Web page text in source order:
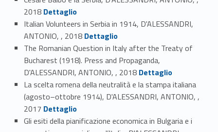
2018Link identifier #identifier_person_4368-13Dettaglio
Italian Volunteers in Serbia in 1914, D'ALESSANDRI,
ANTONIO, , 2018Link identifier #identifier_person_48987-14Dettaglio
The Romanian Question in Italy after the Treaty of
Bucharest (1918). Press and Propaganda,
D'ALESSANDRI, ANTONIO, , 2018Link identifier #identifier_person_94382-15Dettaglio
La scelta romena della neutralità e la stampa italiana
(agosto–ottobre 1914), D'ALESSANDRI, ANTONIO, ,
2017 Link identifier #identifier_person_104595-16
Dettaglio
Gli esiti della pianificazione economica in Bulgaria e i